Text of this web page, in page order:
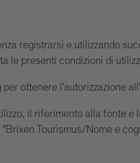
registrarsi e utilizzando
le presenti condizioni di
per ottenere l'autorizzazione
il riferimento alla fonte e
Tourismus/Nome e